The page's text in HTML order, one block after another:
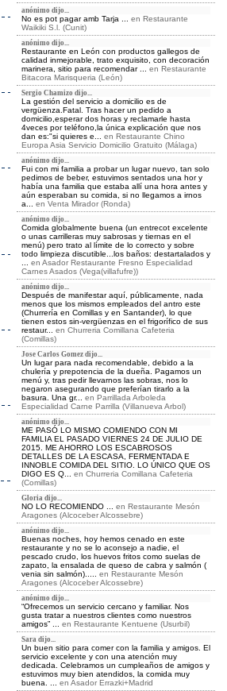
anónimo dijo...
No es pot pagar amb Tarja ... en Restaurante
Waikiki S.l. (Cunit)
anónimo dijo...
Restaurante en León con productos gallegos de
calidad inmejorable, trato exquisito, con decoración
marinera, sitio para recomendar ... en Restaurante
Bitacora Marisqueria (León)
Sergio Chamizo dijo...
La gestión del servicio a domicilio es de
vergüenza.Fatal. Tras hacer un pedido a
domicilio,esperar dos horas y reclamarle hasta
4veces por teléfono,la única explicación que nos
dan es:"si quieres e... en Restaurante Chino
Europa Asia Servicio Domicilio Gratuito (Málaga)
anónimo dijo...
Fui con mi familia a probar un lugar nuevo, tan solo
pedimos de beber, estuvimos sentados una hor y
había una familia que estaba allí una hora antes y
aún esperaban su comida, si no llegamos a irnos
a... en Venta Mirador (Ronda)
anónimo dijo...
Comida globalmente buena (un entrecot excelente
o unas carrilleras muy sabrosas y tiernas en el
menú) pero trato al límite de lo correcto y sobre
todo limpieza discutible...los baños: destartalados y
en Asador Restaurante Fresno Especialidad
Carnes Asados (Vega(villafufre))
anónimo dijo...
Después de manifestar aquí, públicamente, nada
menos que los mismos empleados del antro este
(Churrería en Comillas y en Santander), lo que
tienen estos sin-vergüenzas en el frigorífico de sus
restaur... en Churreria Comillana Cafeteria
(Comillas)
Jose Carlos Gomez dijo...
Un lugar para nada recomendable, debido a la
chulería y prepotencia de la dueña. Pagamos un
menú y, tras pedir llevarnos las sobras, nos lo
negaron asegurando que preferían tirarlo a la
basura. Una gr... en Parrillada Arboleda
Especialidad Carne Parrilla (Villanueva Arbol)
anónimo dijo...
ME PASÓ LO MISMO COMIENDO CON MI
FAMILIA EL PASADO VIERNES 24 DE JULIO DE
2015. ME AHORRO LOS ESCABROSOS
DETALLES DE LA ESCASA, FERMENTADA E
INNOBLE COMIDA DEL SITIO. LO ÚNICO QUE OS
DIGO ES Q... en Churreria Comillana Cafeteria
(Comillas)
Gloria dijo...
NO LO RECOMIENDO ... en Restaurante Mesón
Aragones (Alcoceber Alcossebre)
anónimo dijo...
Buenas noches, hoy hemos cenado en este
restaurante y no se lo aconsejo a nadie, el
pescado crudo, los huevos fritos como suelas de
zapato, la ensalada de queso de cabra y salmón (
venia sin salmón)..... en Restaurante Mesón
Aragones (Alcoceber Alcossebre)
anónimo dijo...
“Ofrecemos un servicio cercano y familiar. Nos
gusta tratar a nuestros clientes como nuestros
amigos” ... en Restaurante Kentuene (Usurbil)
Sara dijo...
Un buen sitio para comer con la familia y amigos. El
servicio excelente y con una atención muy
dedicada. Celebramos un cumpleaños de amigos y
estuvimos muy bien atendidos, la comida muy
buena. ... en Asador Errazki+Madrid